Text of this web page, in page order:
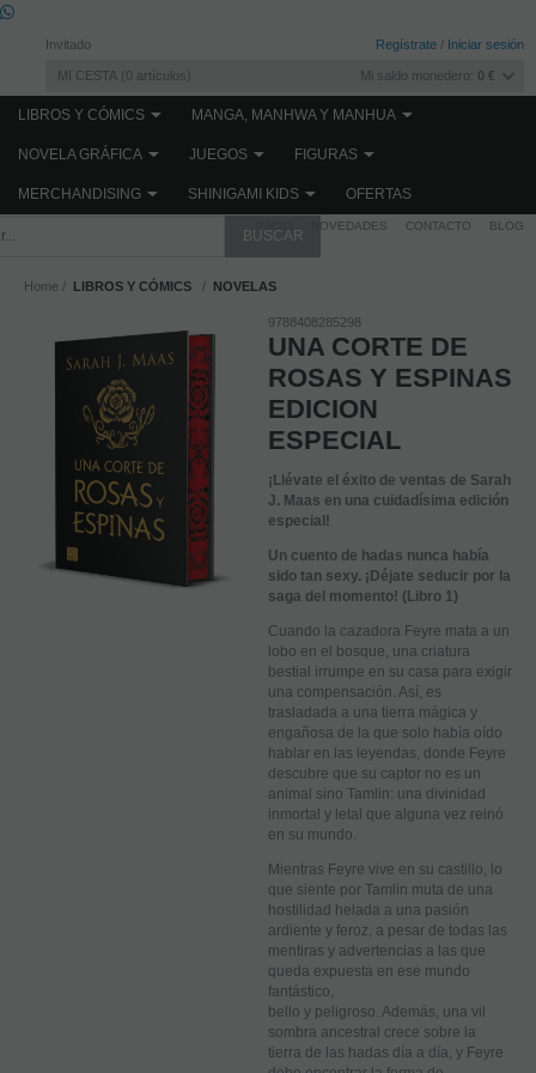
Invitado Regístrate / Iniciar sesión
MI CESTA 0 artículos Mi saldo monedero: 0 €
NOVEDADES CONTACTO BLOG
LIBROS Y CÓMICS MANGA, MANHWA Y MANHUA
NOVELA GRÁFICA JUEGOS FIGURAS
MERCHANDISING SHINIGAMI KIDS OFERTAS
Home LIBROS Y CÓMICS NOVELAS
9788408285298
UNA CORTE DE
ROSAS Y ESPINAS
EDICION
ESPECIAL
¡Llévate el éxito de ventas de Sarah
J. Maas en una cuidadísima edición
especial!
Un cuento de hadas nunca había
sido tan sexy. ¡Déjate seducir por la
saga del momento! (Libro 1)
Cuando la cazadora Feyre mata a un
lobo en el bosque, una criatura
bestial irrumpe en su casa para exigir
una compensación. Así, es
trasladada a una tierra mágica y
engañosa de la que solo había oído
hablar en las leyendas, donde Feyre
descubre que su captor no es un
animal sino Tamlin: una divinidad
inmortal y letal que alguna vez reinó
en su mundo.
Mientras Feyre vive en su castillo, lo
que siente por Tamlin muta de una
hostilidad helada a una pasión
ardiente y feroz, a pesar de todas las
mentiras y advertencias a las que
queda expuesta en ese mundo
fantástico,
bello y peligroso. Además, una vil
sombra ancestral crece sobre la
tierra de las hadas día a día, y Feyre